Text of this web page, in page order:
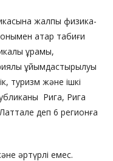
жалпы физика-
қатар табиғи
құрамы,
ұйымдастырылуы
туризм және ішкі
Рига, Рига
деп 6 регионға
әртүрлі емес.